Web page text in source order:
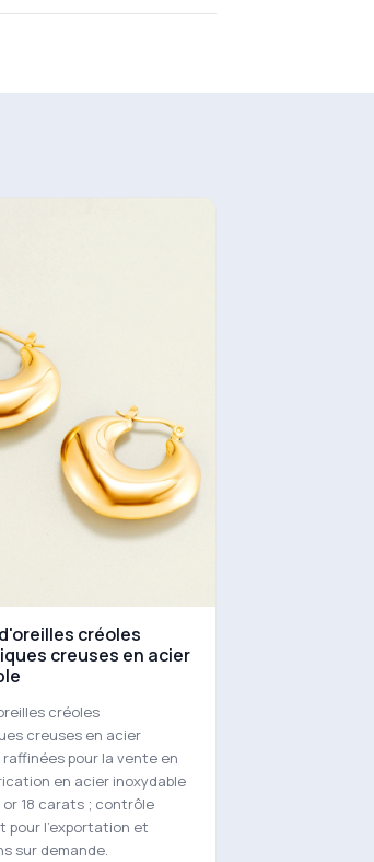
créoles
creuses en acier
créoles
creuses en acier
raffinées pour la vente en
en acier inoxydable
18 carats ; contrôle
pour l'exportation et
sur demande.